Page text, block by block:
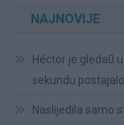
NAJNOVIJE
Héctor je gleda0
sekundu
Naslijedila samo